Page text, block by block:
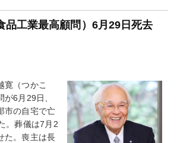
品工業最高顧問）6月29日死去
（つかこ
が6月29日、
市の自宅で亡
。葬儀は7月2
た。喪主は長